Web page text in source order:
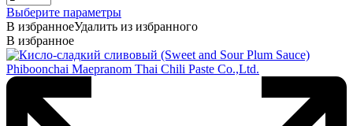
149₽
–
229₽
Выберите параметрыЭтот
товар
несколько
вариаций.
В избранноеУдалить из избранного
В избранное